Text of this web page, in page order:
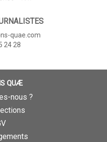
quae.com
24 28
QUÆ
nous ?